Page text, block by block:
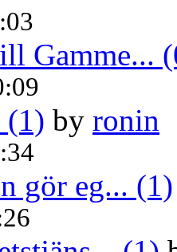
Gamme...
(1) by ronin
gör eg... (1)